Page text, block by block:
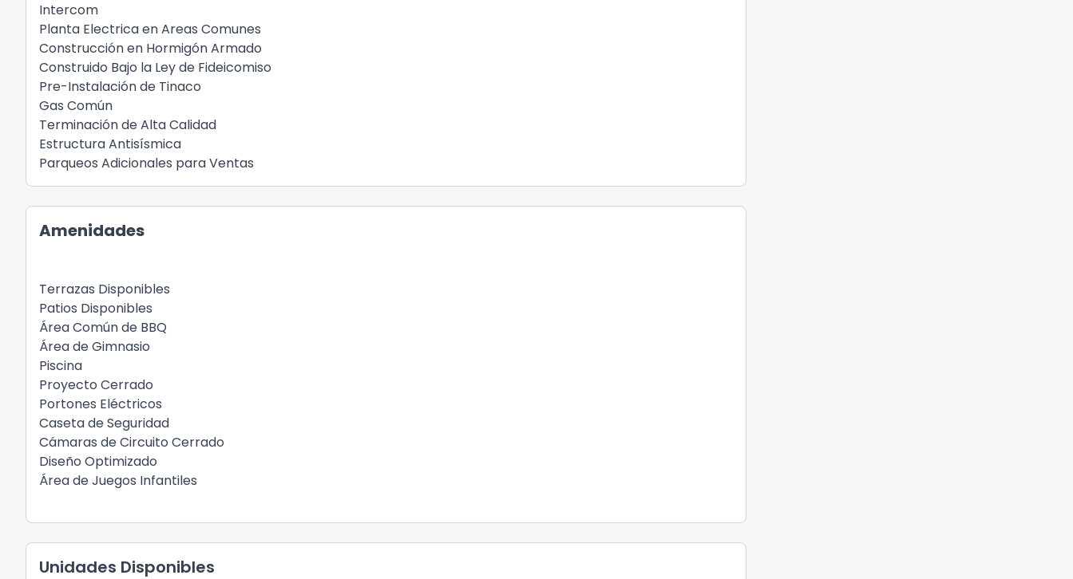
Intercom
Planta Electrica en Areas Comunes
Construcción en Hormigón Armado
Construido Bajo la Ley de Fideicomiso
Pre-Instalación de Tinaco
Gas Común
Terminación de Alta Calidad
Estructura Antisísmica
Parqueos Adicionales para Ventas
Amenidades
Terrazas Disponibles
Patios Disponibles
Área Común de BBQ
Área de Gimnasio
Piscina
Proyecto Cerrado
Portones Eléctricos
Caseta de Seguridad
Cámaras de Circuito Cerrado
Diseño Optimizado
Área de Juegos Infantiles
Unidades Disponibles